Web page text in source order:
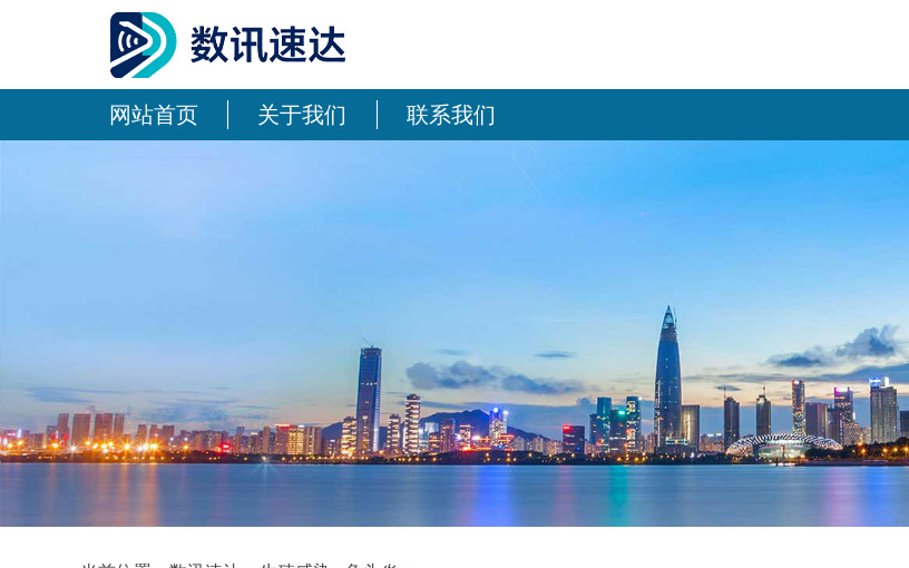
网站首页 关于我们 联系我们